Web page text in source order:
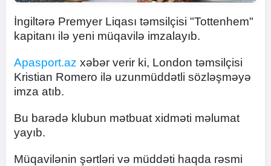
İngiltərə Premyer Liqası təmsilçisi "Tottenhem"
kapitanı ilə yeni müqavilə imzalayıb.
Apasport.az xəbər verir ki, London təmsilçisi
Kristian Romero ilə uzunmüddətli sözləşməyə
imza atıb.
Bu barədə klubun mətbuat xidməti məlumat
yayıb.
Müqavilənin şərtləri və müddəti haqda rəsmi